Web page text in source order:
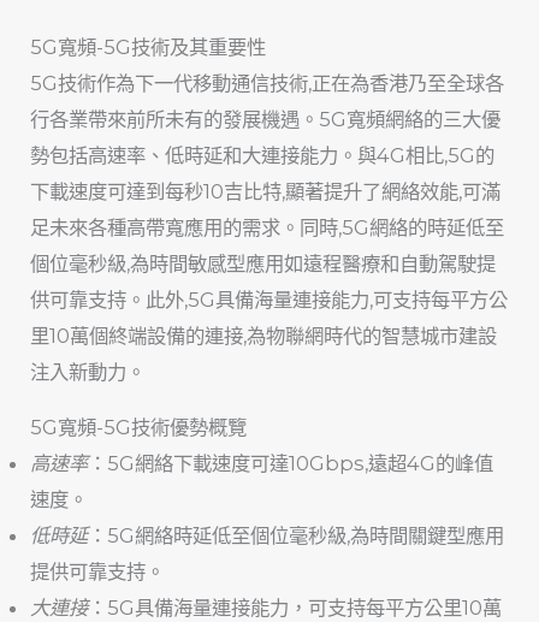
5G寬頻-5G技術及其重要性
5G技術作為下一代移動通信技術,正在為香港乃至全球各
行各業帶來前所未有的發展機遇。5G寬頻網絡的三大優
勢包括高速率、低時延和大連接能力。與4G相比,5G的
下載速度可達到每秒10吉比特,顯著提升了網絡效能,可滿
足未來各種高帶寬應用的需求。同時,5G網絡的時延低至
個位毫秒級,為時間敏感型應用如遠程醫療和自動駕駛提
供可靠支持。此外,5G具備海量連接能力,可支持每平方公
里10萬個終端設備的連接,為物聯網時代的智慧城市建設
注入新動力。
5G寬頻-5G技術優勢概覽
高速率：5G網絡下載速度可達10Gbps,遠超4G的峰值
速度。
低時延：5G網絡時延低至個位毫秒級,為時間關鍵型應用
提供可靠支持。
大連接：5G具備海量連接能力，可支持每平方公里10萬